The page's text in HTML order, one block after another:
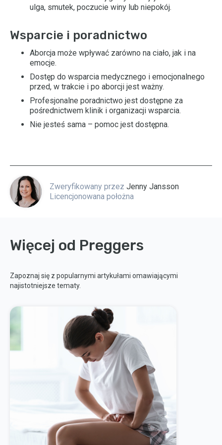
ulga, smutek, poczucie winy lub niepokój.
Wsparcie i poradnictwo
Aborcja może wpływać zarówno na ciało, jak i na
emocje.
Dostęp do wsparcia medycznego i emocjonalnego
przed, w trakcie i po aborcji jest ważny.
Profesjonalne poradnictwo jest dostępne za
pośrednictwem klinik i organizacji wsparcia.
Nie jesteś sama – pomoc jest dostępna.
Zweryfikowany przez Jenny Jansson
Licencjonowana położna
Więcej od Preggers
Zapoznaj się z popularnymi artykułami omawiającymi
najistotniejsze tematy.